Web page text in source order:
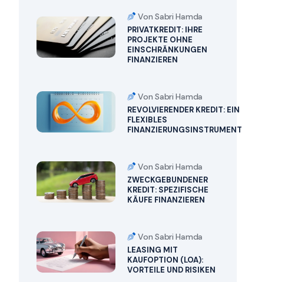
Von Sabri Hamda
PRIVATKREDIT: IHRE
PROJEKTE OHNE
EINSCHRÄNKUNGEN
FINANZIEREN
Von Sabri Hamda
REVOLVIERENDER KREDIT: EIN
FLEXIBLES
FINANZIERUNGSINSTRUMENT
Von Sabri Hamda
ZWECKGEBUNDENER
KREDIT: SPEZIFISCHE
KÄUFE FINANZIEREN
Von Sabri Hamda
LEASING MIT
KAUFOPTION (LOA):
VORTEILE UND RISIKEN